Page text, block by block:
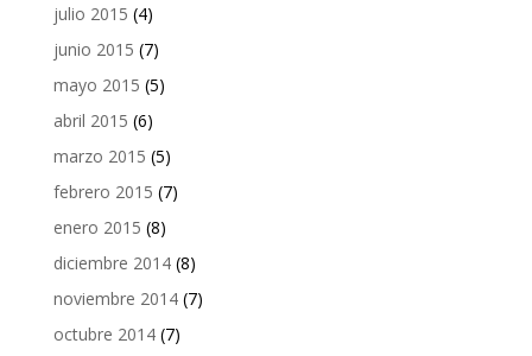
julio 2015 (4)
junio 2015 (7)
mayo 2015 (5)
abril 2015 (6)
marzo 2015 (5)
febrero 2015 (7)
enero 2015 (8)
diciembre 2014(8)
noviembre 2014(7)
octubre 2014(7)